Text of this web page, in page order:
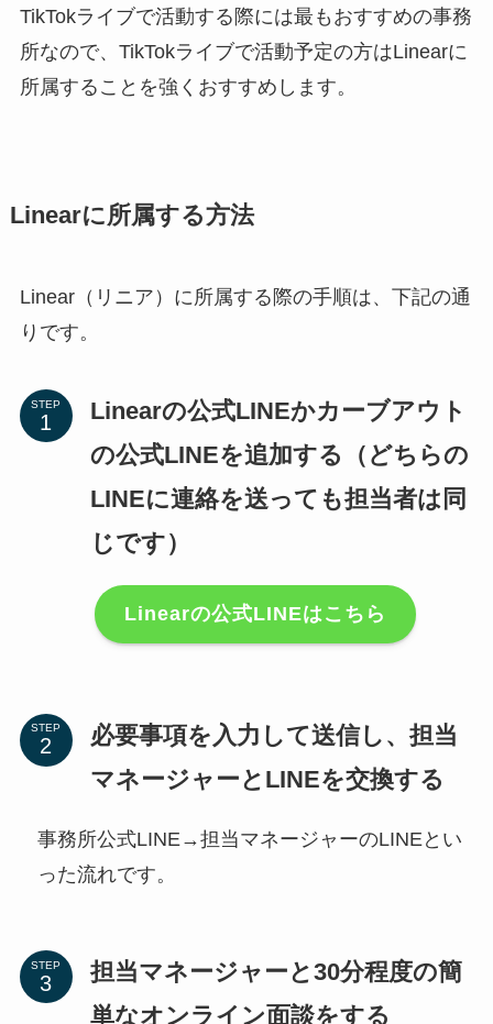
TikTokライブで活動する際には最もおすすめの事務
所なので、TikTokライブで活動予定の方はLinearに
所属することを強くおすすめします。
Linearに所属する方法
Linear（リニア）に所属する際の手順は、下記の通
りです。
STEP
Linearの公式LINEかカーブアウト
の公式LINEを追加する（どちらの
LINEに連絡を送っても担当者は同
じです）
Linearの公式LINEはこちら
STEP
必要事項を入力して送信し、担当
マネージャーとLINEを交換する
事務所公式LINE→担当マネージャーのLINEとい
った流れです。
STEP
担当マネージャーと30分程度の簡
単なオンライン面談をする